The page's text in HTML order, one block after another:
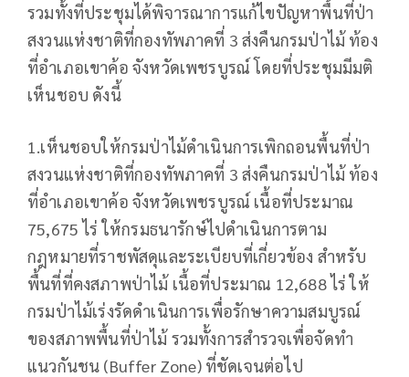
รวมทั้งที่ประชุมได้พิจารณาการแก้ไขปัญหาพื้นที่ป่า
สงวนแห่งชาติที่กองทัพภาคที่ 3 ส่งคืนกรมป่าไม้ ท้อง
ที่อำเภอเขาค้อ จังหวัดเพชรบูรณ์ โดยที่ประชุมมีมติ
เห็นชอบ ดังนี้
1.เห็นชอบให้กรมป่าไม้ดำเนินการเพิกถอนพื้นที่ป่า
สงวนแห่งชาติที่กองทัพภาคที่ 3 ส่งคืนกรมป่าไม้ ท้อง
ที่อำเภอเขาค้อ จังหวัดเพชรบูรณ์ เนื้อที่ประมาณ
75,675 ไร่ ให้กรมธนารักษ์ไปดำเนินการตาม
กฎหมายที่ราชพัสดุและระเบียบที่เกี่ยวข้อง สำหรับ
พื้นที่ที่คงสภาพป่าไม้ เนื้อที่ประมาณ 12,688 ไร่ ให้
กรมป่าไม้เร่งรัดดำเนินการเพื่อรักษาความสมบูรณ์
ของสภาพพื้นที่ป่าไม้ รวมทั้งการสำรวจเพื่อจัดทำ
แนวกันชน (Buffer Zone) ที่ชัดเจนต่อไป